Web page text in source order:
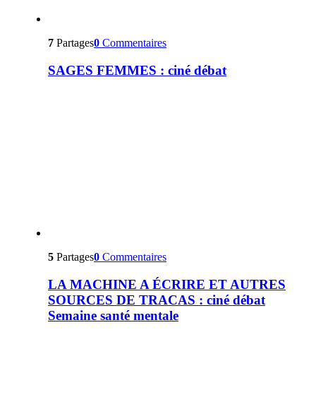
7 Partages0 Commentaires
SAGES FEMMES : ciné débat
5 Partages0 Commentaires
LA MACHINE A ÉCRIRE ET AUTRES
SOURCES DE TRACAS : ciné débat
Semaine santé mentale